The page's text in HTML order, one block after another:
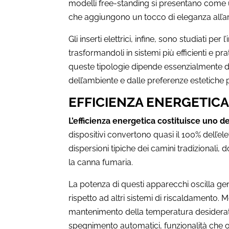
modelli free-standing si presentano
che aggiungono un tocco di eleganza
Gli inserti elettrici, infine, sono studiati per
trasformandoli in sistemi più efficienti e
queste tipologie dipende essenzialmente
dell’ambiente e dalle preferenze estetiche
EFFICIENZA
L’efficienza energetica costituisce uno
dispositivi convertono quasi il 100%
dispersioni tipiche dei camini tradizionali,
la canna fumaria.
La potenza di questi apparecchi oscilla
rispetto ad altri sistemi di riscaldamento.
mantenimento della temperatura
spegnimento automatici, funzionalità che